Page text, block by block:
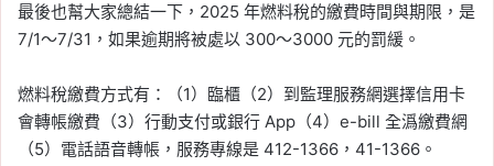
最後也幫大家總結一下，2025 年燃料稅的繳費時間與期限，是
7/1～7/31，如果逾期將被處以 300～3000 元的罰緩。
燃料稅繳費方式有：（1）臨櫃（2）到監理服務網選擇信用卡
會轉帳繳費（3）行動支付或銀行 App（4）e-bill 全潙繳費網
（5）電話語音轉帳，服務專線是 412-1366，41-1366。